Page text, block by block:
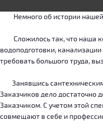
Немного об истории
Сложилось так, что наша
водоподготовки,
требовать большого труда,
Занявшись
Заказчиков дело достаточно
Заказчиком. С учетом этой
совмещают в себе и